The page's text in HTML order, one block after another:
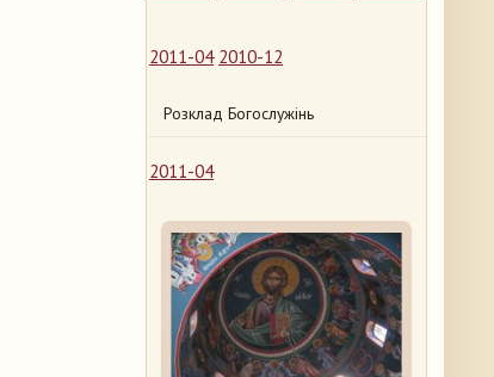
2011-04 2010-12
Розклад Богослужінь
2011-04